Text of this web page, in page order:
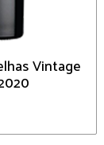
Vintage